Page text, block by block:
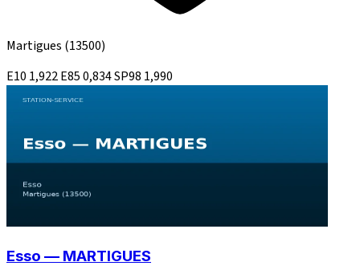
Martigues (13500)
E10 1,922E850,834SP98 1,990
Esso — MARTIGUES